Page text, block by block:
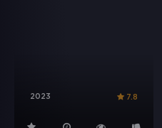
2023 7.8